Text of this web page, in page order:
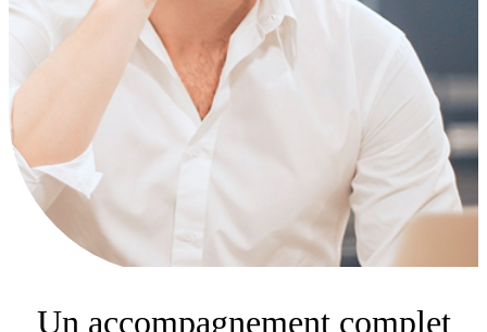
Un accompagnement complet